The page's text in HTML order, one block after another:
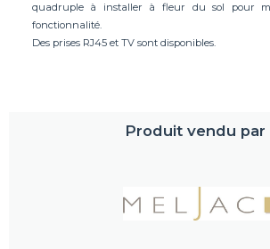
quadruple à installer à fleur du sol pour
fonctionnalité.
Des prises RJ45 et TV sont disponibles.
Produit vendu par